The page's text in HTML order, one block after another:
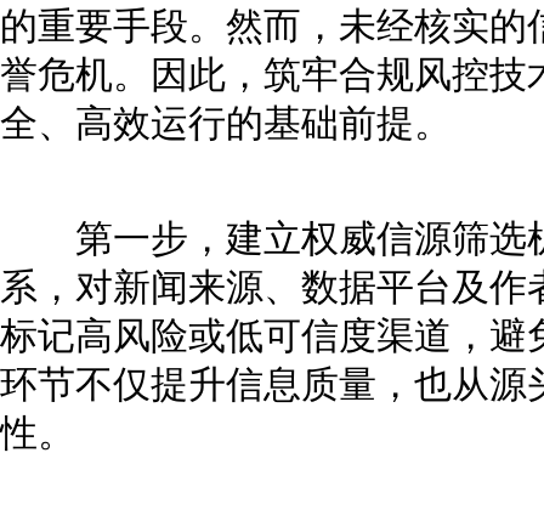
的重要手段。然而，未经核实
誉危机。因此，筑牢合规风控
全、高效运行的基础前提。
第一步，建立权威信源筛选
系，对新闻来源、数据平台及
标记高风险或低可信度渠道，
环节不仅提升信息质量，也从
性。